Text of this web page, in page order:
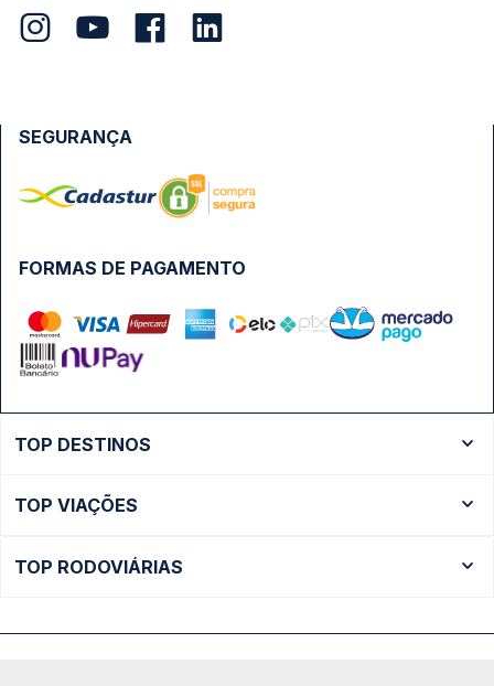
FORMAS DE PAGAMENTO
SEGURANÇA
TOP DESTINOS
Ônibus São Paulo
TOP VIAÇÕES
TOP RODOVIÁRIAS